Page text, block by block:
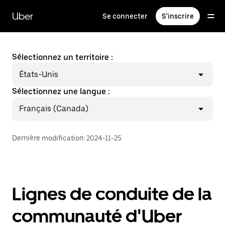
contenu
principal
Uber Se connecter S'inscrire
Sélectionnez un territoire :
États-Unis
Sélectionnez une langue :
Français (Canada)
Dernière modification: 2024-11-25
Lignes de conduite de la
communauté d'Uber